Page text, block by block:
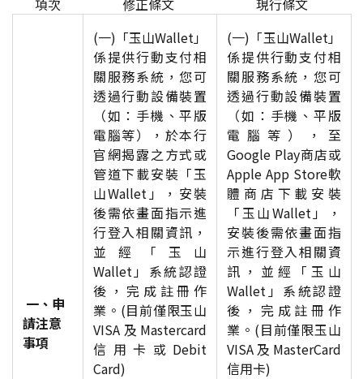
項次
修正條文 現行條文
一、申
請注意
事項
(一)「玉山Wallet」
係提供行動支付相
關服務系統，您可
透過行動設備裝置
（如：手機、平版
電腦等），於本行
官網揭露之方式或
管道下載安裝「玉
山Wallet」，安裝
後需依畫面指示進
行登入相關資訊，
並經「玉山
Wallet」系統認證
後，完成註冊作
業。(目前僅限玉山
VISA及Mastercard
信用卡或Debit
Card)
(一) 「玉山Wallet」
係提供行動支付相
關服務系統，您可
透過行動設備裝置
（如：手機、平版
電腦等），至
Google Play商店或
Apple App Store軟
體商店下載安裝
「玉山Wallet」，
安裝後需依畫面指
示進行登入相關資
訊，並經「玉山
Wallet」系統認證
後，完成註冊作
業。(目前僅限玉山
VISA及MasterCard
信用卡)